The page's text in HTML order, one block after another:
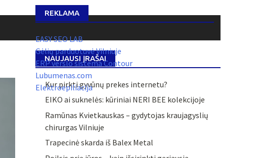
NAUJAUSI ĮRAŠAI
Kur pirkti gyvūnų prekes internetu?
EIKO ai suknelės: kūriniai NERI BEE kolekcijoje
Ramūnas Kvietkauskas – gydytojas kraujagyslių
chirurgas Vilniuje
Trapecinė skarda iš Balex Metal
REKLAMA
EASY SEO LAB
Gėlių parduotuvė Vilniuje
ERP verslo sistema Contour
Lubumenas.com
Elektroepiliacija